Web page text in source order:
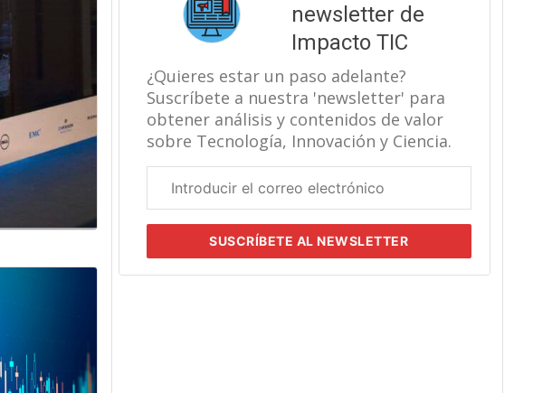
newsletter de
Impacto TIC
¿Quieres estar un paso adelante?
Suscríbete a nuestra 'newsletter' para
obtener análisis y contenidos de valor
sobre Tecnología, Innovación y Ciencia.
electrónico
SUSCRÍBETE AL NEWSLETTER